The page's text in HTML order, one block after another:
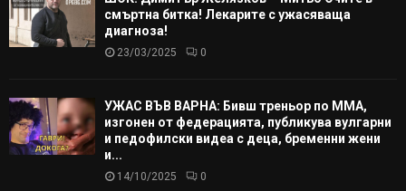
смъртна битка! Лекарите с ужасяваща
диагноза!
23/03/2025 0
УЖАС ВЪВ ВАРНА: Бивш треньор по ММА,
изгонен от федерацията, публикува вулгарни
и педофилски видеа с деца, бременни жени
и...
14/10/2025 0